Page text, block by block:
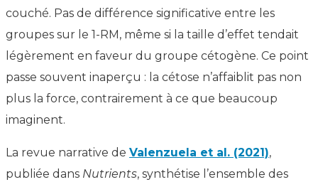
couché. Pas de différence significative entre les
groupes sur le 1-RM, même si la taille d’effet tendait
légèrement en faveur du groupe cétogène. Ce point
passe souvent inaperçu : la cétose n’affaiblit pas non
plus la force, contrairement à ce que beaucoup
imaginent.
La revue narrative de Valenzuela et al. (2021),
publiée dans Nutrients, synthétise l’ensemble des